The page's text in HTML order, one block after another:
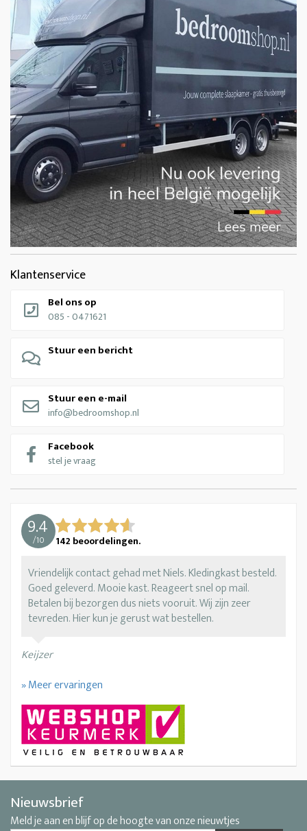
Klantenservice
Bel ons op
085 - 0471621
Stuur een bericht
Stuur een e-mail
info@bedroomshop.nl
Facebook
stel je vraag
9.4
/10 142 beoordelingen.
Vriendelijk contact gehad met Niels. Kledingkast besteld.
Goed geleverd. Mooie kast. Reageert snel op mail.
Betalen bij bezorgen dus niets vooruit. Wij zijn zeer
tevreden. Hier kun je gerust wat bestellen.
Keijzer
» Meer ervaringen
Nieuwsbrief
Meld je aan en blijf op de hoogte van onze nieuwtjes